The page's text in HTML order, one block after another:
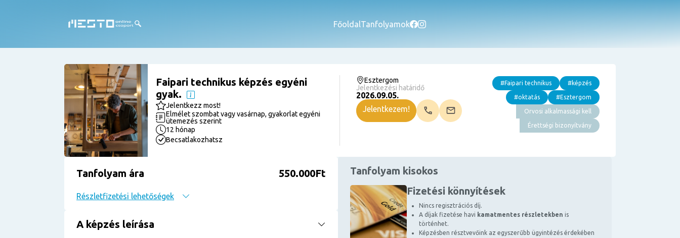
Főoldal Tanfolyamok
Faipari technikus képzés egyéni
gyak.
Jelentkezz most!
Elmélet szombat vagy vasárnap, gyakorlat egyéni
ütemezés szerint
12 hónap
Becsatlakozhatsz
Esztergom
Jelentkezési határidő
2026.09.05.
Jelentkezem!
#Faipari technikus #képzés
#oktatás #Esztergom
Orvosi alkalmassági kell
Érettségi bizonyítvány
Tanfolyam ára 550.000Ft
Részletfizetési lehetőségek
A képzés leírása
Tanfolyam kisokos
Fizetési könnyítések
Nincs regisztrációs díj.
A díjak fizetése havi kamatmentes részletekben is
történhet.
Képzésben résztvevőink az egyszerűbb ügyintézés érdekében